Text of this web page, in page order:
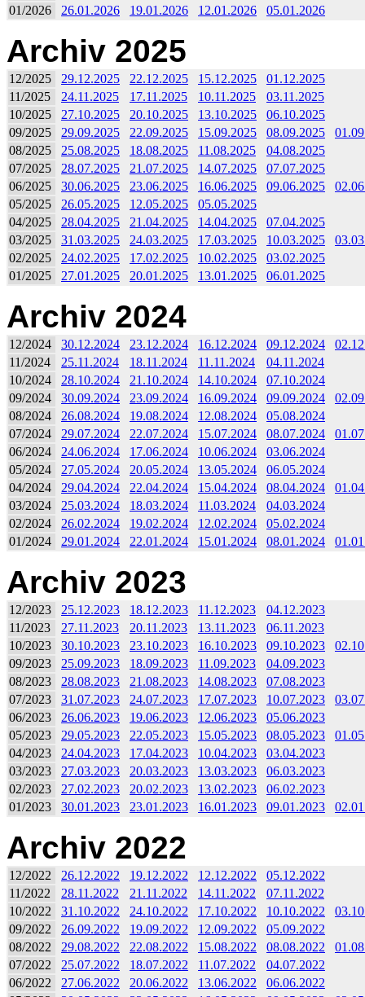
01/2026
26.01.2026 19.01.2026 12.01.2026 05.01.2026
Archiv 2025
12/2025 29.12.2025 22.12.2025 15.12.2025
01.12.2025
11/2025
24.11.2025 17.11.2025 10.11.2025
03.11.2025
10/2025
27.10.2025 20.10.2025 13.10.2025
06.10.2025
09/2025
29.09.2025 22.09.2025 15.09.2025 08.09.2025
08/2025
25.08.2025 18.08.2025 11.08.2025
04.08.2025
07/2025
28.07.2025 21.07.2025 14.07.2025
07.07.2025
06/2025
30.06.2025 23.06.2025 16.06.2025 09.06.2025
05/2025
26.05.2025 12.05.2025
05.05.2025
04/2025
28.04.2025 21.04.2025 14.04.2025
07.04.2025
03/2025
31.03.2025 24.03.2025 17.03.2025 10.03.2025
02/2025
24.02.2025 17.02.2025 10.02.2025
03.02.2025
01/2025
27.01.2025 20.01.2025 13.01.2025 06.01.2025
Archiv 2024
12/2024 30.12.2024 23.12.2024 16.12.2024 09.12.2024
11/2024
25.11.2024 18.11.2024 11.11.2024
04.11.2024
10/2024
28.10.2024 21.10.2024 14.10.2024
07.10.2024
09/2024
30.09.2024 23.09.2024 16.09.2024 09.09.2024
08/2024
26.08.2024 19.08.2024 12.08.2024
05.08.2024
07/2024
29.07.2024 22.07.2024 15.07.2024 08.07.2024
06/2024
24.06.2024 17.06.2024 10.06.2024
03.06.2024
05/2024
27.05.2024 20.05.2024 13.05.2024
06.05.2024
04/2024
29.04.2024 22.04.2024 15.04.2024 08.04.2024
03/2024
25.03.2024 18.03.2024 11.03.2024
04.03.2024
02/2024
26.02.2024 19.02.2024 12.02.2024
05.02.2024
01/2024
29.01.2024 22.01.2024 15.01.2024 08.01.2024
Archiv 2023
12/2023 25.12.2023 18.12.2023 11.12.2023
04.12.2023
11/2023
27.11.2023 20.11.2023 13.11.2023
06.11.2023
10/2023
30.10.2023 23.10.2023 16.10.2023 09.10.2023
09/2023
25.09.2023 18.09.2023 11.09.2023
04.09.2023
08/2023
28.08.2023 21.08.2023 14.08.2023
07.08.2023
07/2023
31.07.2023 24.07.2023 17.07.2023 10.07.2023
06/2023
26.06.2023 19.06.2023 12.06.2023
05.06.2023
05/2023
29.05.2023 22.05.2023 15.05.2023 08.05.2023
04/2023
24.04.2023 17.04.2023 10.04.2023
03.04.2023
03/2023
27.03.2023 20.03.2023 13.03.2023
06.03.2023
02/2023
27.02.2023 20.02.2023 13.02.2023
06.02.2023
01/2023
30.01.2023 23.01.2023 16.01.2023 09.01.2023
Archiv 2022
12/2022 26.12.2022 19.12.2022 12.12.2022
05.12.2022
11/2022
28.11.2022 21.11.2022 14.11.2022
07.11.2022
10/2022
31.10.2022 24.10.2022 17.10.2022 10.10.2022
09/2022
26.09.2022 19.09.2022 12.09.2022
05.09.2022
08/2022
29.08.2022 22.08.2022 15.08.2022 08.08.2022
07/2022
25.07.2022 18.07.2022 11.07.2022
04.07.2022
06/2022
27.06.2022 20.06.2022 13.06.2022
06.06.2022